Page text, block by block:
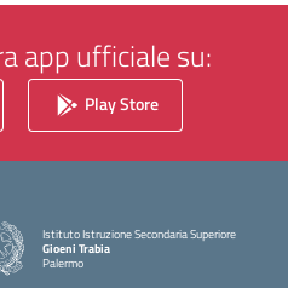
app ufficiale su:
Play Store
Istituto Istruzione Secondaria Superiore
Gioeni Trabia
Palermo